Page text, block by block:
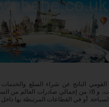
الناتج عن شراء السلع والخدمات
السياحية، وتشكل 30٪ من صادرات العالم من الخدمات، و 6٪ من إجمالي
أو في القطاعات المرتبطة بها داخل